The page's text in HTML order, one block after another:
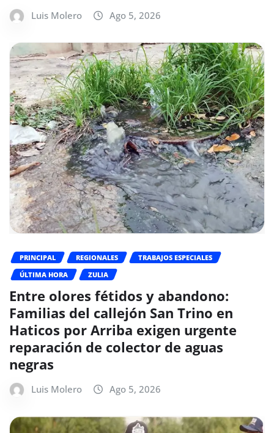
Luis Molero Ago 5, 2026
PRINCIPAL REGIONALES
TRABAJOS ESPECIALES
ÚLTIMA HORA
ZULIA
Entre olores fétidos y abandono:
Familias del callejón San Trino en
Haticos por Arriba exigen urgente
reparación de colector de aguas
negras
Luis Molero Ago 5, 2026